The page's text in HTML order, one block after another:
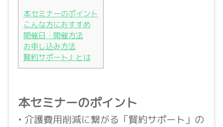
本セミナーのポイント
こんな方におすすめ
開催日・開催方法
お申し込み方法
賢約サポート』とは
本セミナーのポイント
• 介護費用削減に繋がる「賢約サポート」の